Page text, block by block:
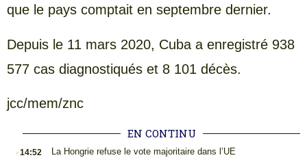
que le pays comptait en septembre dernier.
Depuis le 11 mars 2020, Cuba a enregistré 938
577 cas diagnostiqués et 8 101 décès.
jcc/mem/znc
EN CONTINU
.14:52 La Hongrie refuse le vote majoritaire dans l’UE